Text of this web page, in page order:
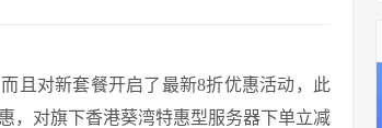
且对新套餐开启了最新8折优惠活动，此
，对旗下香港葵湾特惠型服务器下单立减